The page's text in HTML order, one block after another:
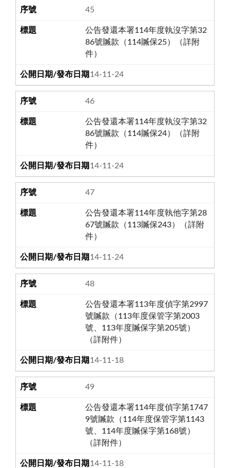
45
公告發還本署114年度執沒字第32
86號贓款（114贓保25）（詳附
件）
114-11-24
46
公告發還本署114年度執沒字第32
86號贓款（114贓保24）（詳附
件）
114-11-24
47
公告發還本署114年度執他字第28
67號贓款（113贓保243）（詳附
件）
114-11-24
48
公告發還本署113年度偵字第2997
號贓款（113年度保管字第2003
號、113年度贓保字第205號）
（詳附件）
114-11-18
49
公告發還本署114年度偵字第1747
9號贓款（114年度保管字第1143
號、114年度贓保字第168號）
（詳附件）
114-11-18